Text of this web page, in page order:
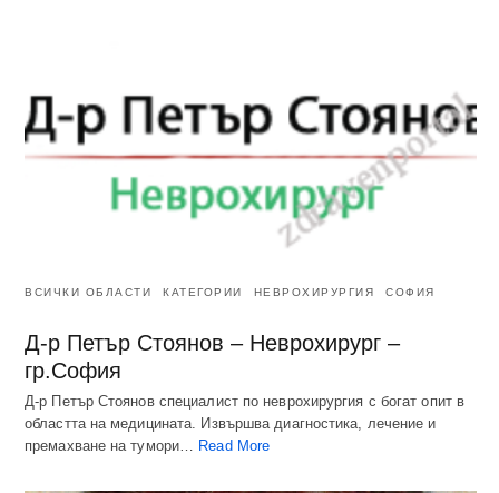
ВСИЧКИ ОБЛАСТИ КАТЕГОРИИ НЕВРОХИРУРГИЯ СОФИЯ
Д-р Петър Стоянов – Неврохирург –
гр.София
Д-р Петър Стоянов специалист по неврохирургия с богат опит в
областта на медицината. Извършва диагностика, лечение и
премахване на тумори…
Read More